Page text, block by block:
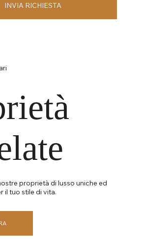
proprietà di lusso uniche ed
il tuo stile di vita.
INVIA RICHIESTA